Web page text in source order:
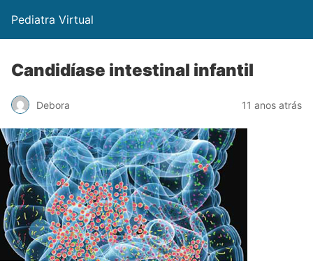
Pediatra Virtual
Candidíase intestinal infantil
Debora 11 anos atrás